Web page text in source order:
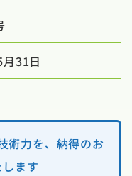
31日
術力を、納得のお
ます